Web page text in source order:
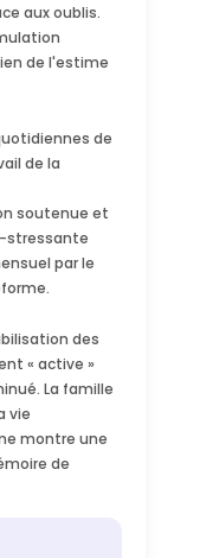
aux oublis.
de l'estime
de
de la
soutenue et
stressante
par le
des
« active »
La famille
vie
montre une
de